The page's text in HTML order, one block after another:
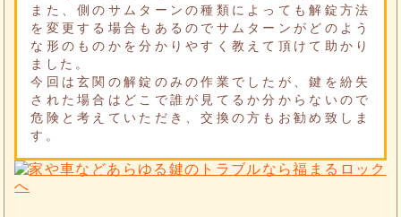
また、側のサムターンの種類によっても解錠方法
を変更する場合もあるのでサムターンがどのよう
な形のものかを分かりやすく教えて頂けて助かり
ました。
今回は玄関の解錠のみの作業でしたが、鍵を紛失
された場合はどこで誰が見てるか分からないので
危険と考えていただき、交換の方もお勧め致しま
す。